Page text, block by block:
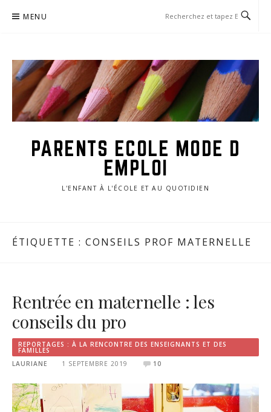
MENU
PARENTS ECOLE MODE D
EMPLOI
L'ENFANT À L'ÉCOLE ET AU QUOTIDIEN
ÉTIQUETTE : CONSEILS PROF MATERNELLE
Rentrée en maternelle : les
conseils du pro
REPORTAGES : À LA RENCONTRE DES ENSEIGNANTS ET DES
FAMILLES
LAURIANE
1 SEPTEMBRE 2019 10